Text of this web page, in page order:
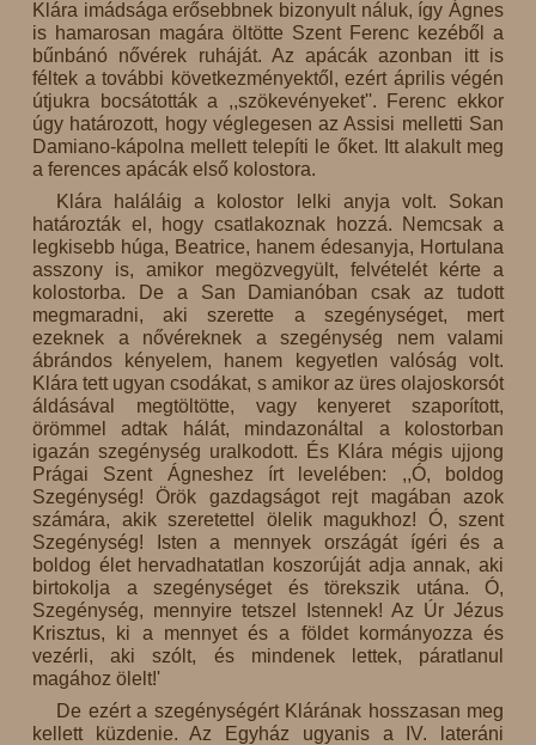
Klára imádsága erősebbnek bizonyult náluk, így Ágnes
is hamarosan magára öltötte Szent Ferenc kezéből a
bűnbánó nővérek ruháját. Az apácák azonban itt is
féltek a további következményektől, ezért április végén
útjukra bocsátották a ,,szökevényeket''. Ferenc ekkor
úgy határozott, hogy véglegesen az Assisi melletti San
Damiano-kápolna mellett telepíti le őket. Itt alakult meg
a ferences apácák első kolostora.
Klára haláláig a kolostor lelki anyja volt. Sokan
határozták el, hogy csatlakoznak hozzá. Nemcsak a
legkisebb húga, Beatrice, hanem édesanyja, Hortulana
asszony is, amikor megözvegyült, felvételét kérte a
kolostorba. De a San Damianóban csak az tudott
megmaradni, aki szerette a szegénységet, mert
ezeknek a nővéreknek a szegénység nem valami
ábrándos kényelem, hanem kegyetlen valóság volt.
Klára tett ugyan csodákat, s amikor az üres olajoskorsót
áldásával megtöltötte, vagy kenyeret szaporított,
örömmel adtak hálát, mindazonáltal a kolostorban
igazán szegénység uralkodott. És Klára mégis ujjong
Prágai Szent Ágneshez írt levelében: ,,Ó, boldog
Szegénység! Örök gazdagságot rejt magában azok
számára, akik szeretettel ölelik magukhoz! Ó, szent
Szegénység! Isten a mennyek országát ígéri és a
boldog élet hervadhatatlan koszorúját adja annak, aki
birtokolja a szegénységet és törekszik utána. Ó,
Szegénység, mennyire tetszel Istennek! Az Úr Jézus
Krisztus, ki a mennyet és a földet kormányozza és
vezérli, aki szólt, és mindenek lettek, páratlanul
magához ölelt!'
De ezért a szegénységért Klárának hosszasan meg
kellett küzdenie. Az Egyház ugyanis a IV. lateráni